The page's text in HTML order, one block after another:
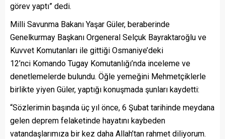
görev yaptı” dedi.
Milli Savunma Bakanı Yaşar Güler, beraberinde
Genelkurmay Başkanı Orgeneral Selçuk Bayraktaroğlu ve
Kuvvet Komutanları ile gittiği Osmaniye’deki
12’nci Komando Tugay Komutanlığı’nda inceleme ve
denetlemelerde bulundu. Öğle yemeğini Mehmetçiklerle
birlikte yiyen Güler, yaptığı konuşmada şunları kaydetti:
“Sözlerimin başında üç yıl önce, 6 Şubat tarihinde meydana
gelen deprem felaketinde hayatını kaybeden
vatandaşlarımıza bir kez daha Allah’tan rahmet diliyorum.